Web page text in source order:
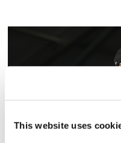
This website uses